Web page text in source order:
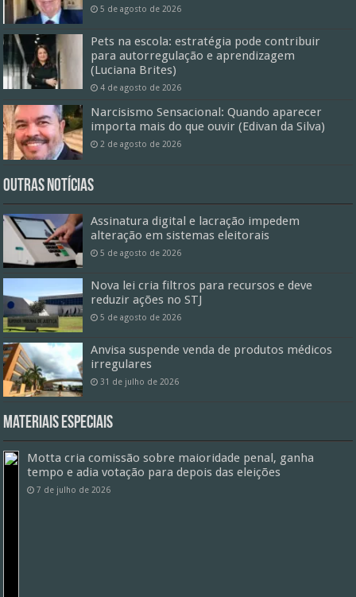
5 de agosto de 2026
Pets na escola: estratégia pode contribuir
para autorregulação e aprendizagem
(Luciana Brites)
4 de agosto de 2026
Narcisismo Sensacional: Quando aparecer
importa mais do que ouvir (Edivan da Silva)
2 de agosto de 2026
Outras Notícias
Assinatura digital e lacração impedem
alteração em sistemas eleitorais
5 de agosto de 2026
Nova lei cria filtros para recursos e deve
reduzir ações no STJ
5 de agosto de 2026
Anvisa suspende venda de produtos médicos
irregulares
31 de julho de 2026
Materiais especiais
Motta cria comissão sobre maioridade penal, ganha
tempo e adia votação para depois das eleições
7 de julho de 2026